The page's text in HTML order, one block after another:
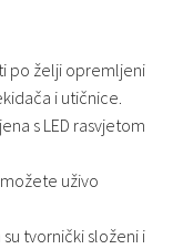
po želji opremljeni
i utičnice.
s LED rasvjetom
uživo
tvornički složeni i